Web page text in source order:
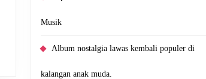
Musik
Album nostalgia lawas kembali populer di
kalangan anak muda.